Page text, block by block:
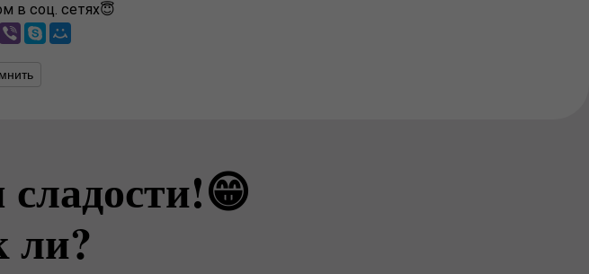
в соц. сетях😇
ли?